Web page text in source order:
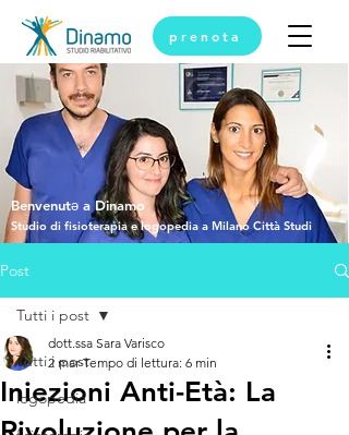
Benvenutǝ a Dinamo
Studio di fisioterapia e logopedia a Milano Città Studi
prenota
Post
Tutti i post
logopedia
Tutti i post
Iniezioni Anti-Età: La
dott.ssa Sara Varisco
2 mar Tempo di lettura: 6 min